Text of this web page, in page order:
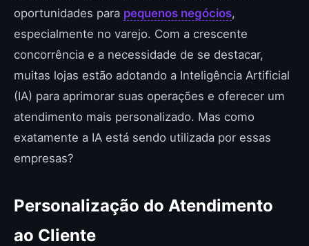
oportunidades para pequenos negócios,
especialmente no varejo. Com a crescente
concorrência e a necessidade de se destacar,
muitas lojas estão adotando a Inteligência Artificial
(IA) para aprimorar suas operações e oferecer um
atendimento mais personalizado. Mas como
exatamente a IA está sendo utilizada por essas
empresas?
Personalização do Atendimento
ao Cliente